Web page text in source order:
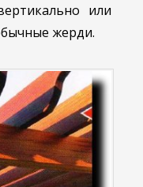
или
жерди.